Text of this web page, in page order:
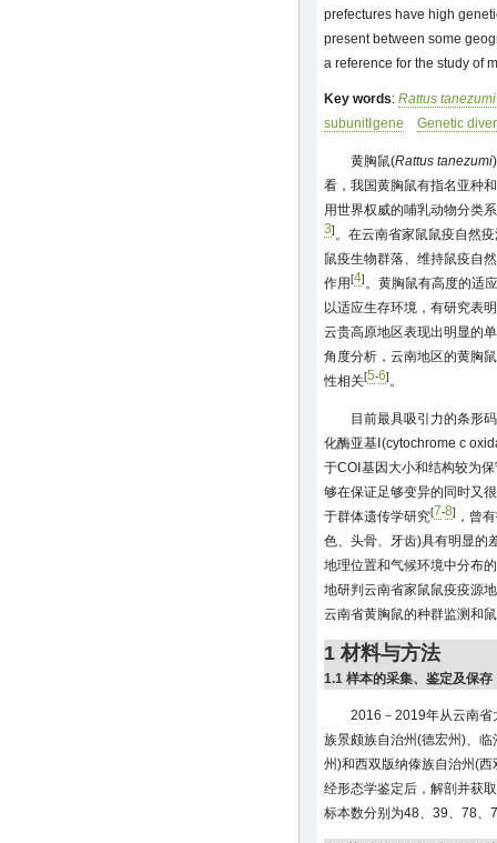
prefectures have high
present between some
a reference for the study of
Key words: Rattus tanezumi
subunitⅠgene
Genetic
黄胸鼠(Rattus tanezumi
看，我国黄胸鼠有指名亚种
用世界权威的哺乳动物分类
3]。在云南省家鼠鼠疫自然
鼠疫生物群落、维持鼠疫自
作用[4]。黄胸鼠有高度的适
以适应生存环境，有研究表
云贵高原地区表现出明显的
角度分析，云南地区的黄胸
性相关[5-6]。
目前最具吸引力的条形
化酶亚基Ⅰ(cytochrome c
于COⅠ基因大小和结构较为
够在保证足够变异的同时又
于群体遗传学研究[7-8] ，曾
色、头骨、牙齿)具有明显的
地理位置和气候环境中分布
地研判云南省家鼠鼠疫疫源
云南省黄胸鼠的种群监测和
1 材料与方法
1.1 样本的采集、鉴定及保存
2016－2019年从云南省
族景颇族自治州(德宏州)、
州)和西双版纳傣族自治州(
经形态学鉴定后，解剖并获
标本数分别为48、39、78、